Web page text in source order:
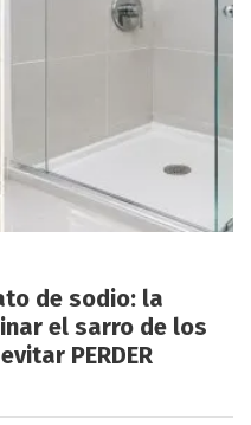
de sodio: la
el sarro de los
PERDER